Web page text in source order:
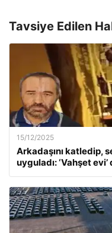
Tavsiye Edilen
15/12/2025
Arkadaşını katledip,
uyguladı: ‘Vahşet